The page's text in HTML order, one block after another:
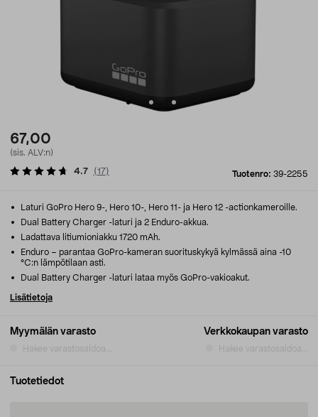
67,00
(sis. ALV:n)
Tuotenro: 39-2255
4.7 (17)
Myymälän varasto
Hakee varastosaldoa...
Verkkokaupan varasto
Hakee varastosaldoa...
Laturi GoPro Hero 9-, Hero 10-, Hero 11- ja Hero 12 -actionkameroille.
Dual Battery Charger -laturi ja 2 Enduro-akkua.
Ladattava litiumioniakku 1720 mAh.
Enduro – parantaa GoPro-kameran suorituskykyä kylmässä aina -10
°C:n lämpötilaan asti.
Dual Battery Charger -laturi lataa myös GoPro-vakioakut.
Lisätietoja
Tuotetiedot